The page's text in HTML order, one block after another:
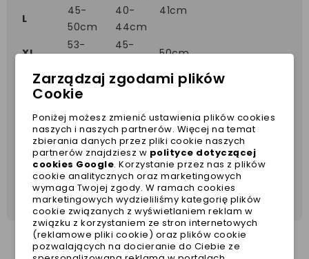
L
45-
50cm
40-
44cm
41cm
XL
53-
45-
50cm
Zarządzaj zgodami plików
Cookie
Poniżej możesz zmienić ustawienia plików cookies
naszych i naszych partnerów. Więcej na temat
zbierania danych przez pliki cookie naszych
partnerów znajdziesz w polityce dotyczącej
cookies Google. Korzystanie przez nas z plików
cookie analitycznych oraz marketingowych
wymaga Twojej zgody. W ramach cookies
marketingowych wydzieliliśmy kategorię plików
cookie związanych z wyświetlaniem reklam w
związku z korzystaniem ze stron internetowych
(reklamowe pliki cookie) oraz plików cookie
pozwalających na docieranie do Ciebie ze